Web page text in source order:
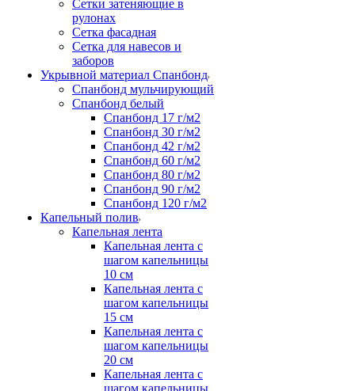
Сетки затеняющие в
рулонах
Сетка фасадная
Сетка для навесов и
заборов
Укрывной материал Спанбонд
Спанбонд мульчирующий
Спанбонд белый
Спанбонд 17 г/м2
Спанбонд 30 г/м2
Спанбонд 42 г/м2
Спанбонд 60 г/м2
Спанбонд 80 г/м2
Спанбонд 90 г/м2
Спанбонд 120 г/м2
Капельный полив
Капельная лента
Капельная лента с
шагом капельницы
10 см
Капельная лента с
шагом капельницы
15 см
Капельная лента с
шагом капельницы
20 см
Капельная лента с
шагом капельницы